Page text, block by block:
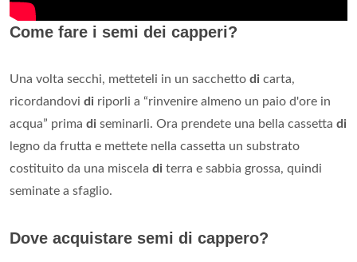
Come fare i semi dei capperi?
Una volta secchi, metteteli in un sacchetto di carta,
ricordandovi di riporli a “rinvenire almeno un paio d'ore in
acqua” prima di seminarli. Ora prendete una bella cassetta di
legno da frutta e mettete nella cassetta un substrato
costituito da una miscela di terra e sabbia grossa, quindi
seminate a sfaglio.
Dove acquistare semi di cappero?